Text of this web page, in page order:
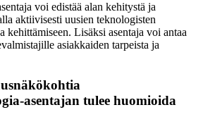
voi edistää alan kehitystä ja
aktiivisesti uusien teknologisten
kehittämiseen. Lisäksi asentaja voi antaa
asiakkaiden tarpeista ja
asentajan tulee huomioida